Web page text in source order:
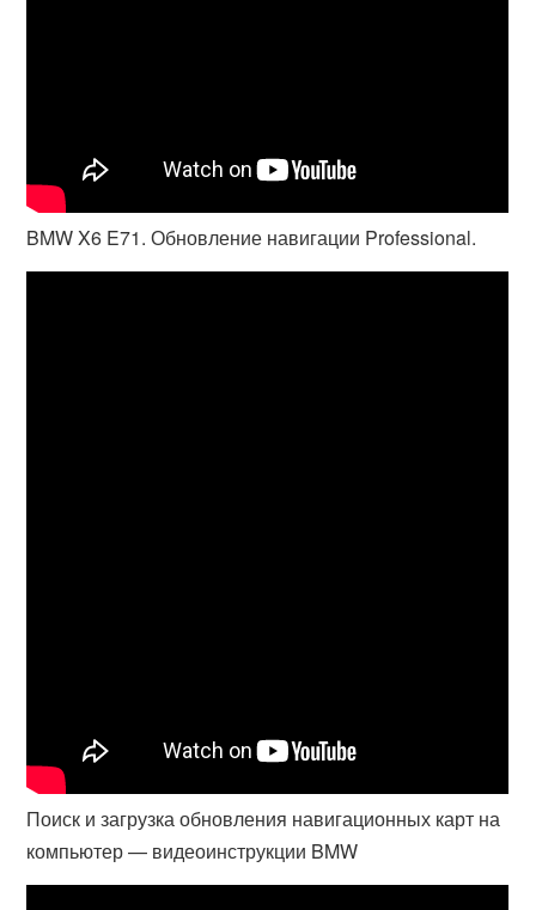
BMW X6 E71. Обновление навигации Professional.
Поиск и загрузка обновления навигационных карт на
компьютер — видеоинструкции BMW